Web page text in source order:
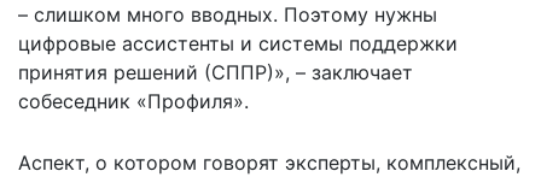
– слишком много вводных. Поэтому нужны
цифровые ассистенты и системы поддержки
принятия решений (СППР)», – заключает
собеседник «Профиля».
Аспект, о котором говорят эксперты, комплексный,